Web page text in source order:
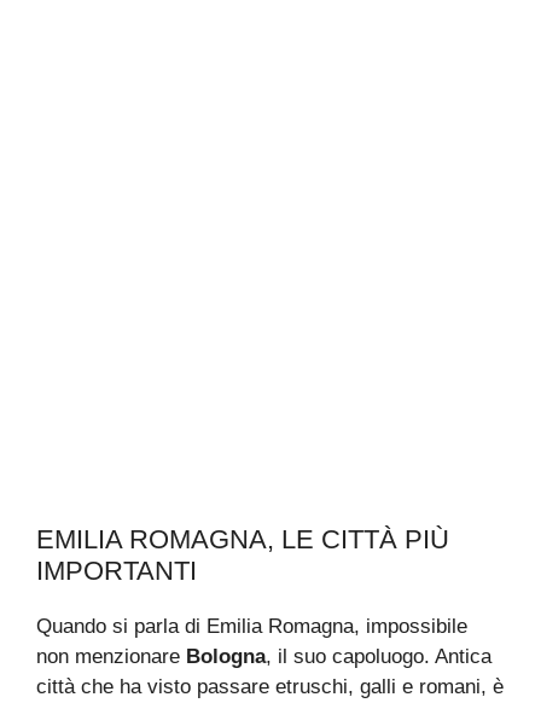
EMILIA ROMAGNA, LE CITTÀ PIÙ
IMPORTANTI
Quando si parla di Emilia Romagna, impossibile
non menzionare Bologna, il suo capoluogo. Antica
città che ha visto passare etruschi, galli e romani, è